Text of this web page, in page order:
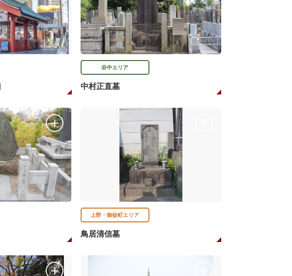
谷中エリア
中村正直墓
上野・御徒町エリア
鳥居清信墓